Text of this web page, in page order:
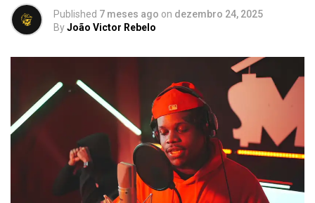
Published 7 meses ago on dezembro 24, 2025
ByJoão Victor Rebelo